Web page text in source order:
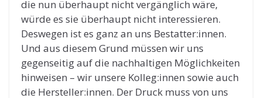
die nun überhaupt nicht vergänglich wäre,
würde es sie überhaupt nicht interessieren.
Deswegen ist es ganz an uns Bestatter:innen.
Und aus diesem Grund müssen wir uns
gegenseitig auf die nachhaltigen Möglichkeiten
hinweisen – wir unsere Kolleg:innen sowie auch
die Hersteller:innen. Der Druck muss von uns